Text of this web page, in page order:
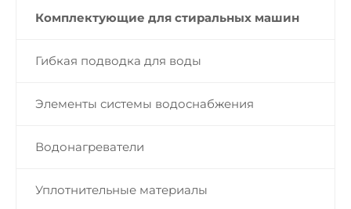
Комплектующие для стиральных машин
Гибкая подводка для воды
Элементы системы водоснабжения
Водонагреватели
Уплотнительные материалы